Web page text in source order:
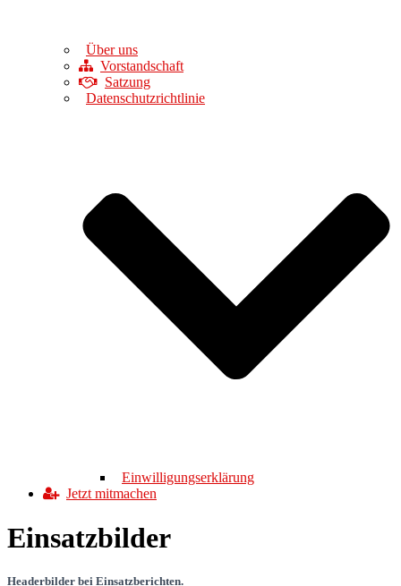
Über uns
Vorstandschaft
Satzung
Datenschutzrichtlinie
Einwilligungserklärung
Jetzt mitmachen
Einsatzbilder
Headerbilder bei Einsatzberichten.